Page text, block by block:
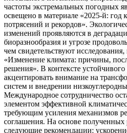
частоты экстремальных погодных
освещено в материале «2025-й: год
потрясений и рекордов».
изменений проявляются в
биоразнообразия и угрозе
чем свидетельствуют
«Изменение климата: причины,
решения». В контексте
акцентировать внимание на
систем и внедрении
Международное сотрудничество
элементом эффективной
требующим усиления механизмов
соглашения. На основе полученных
следующие рекомендации: